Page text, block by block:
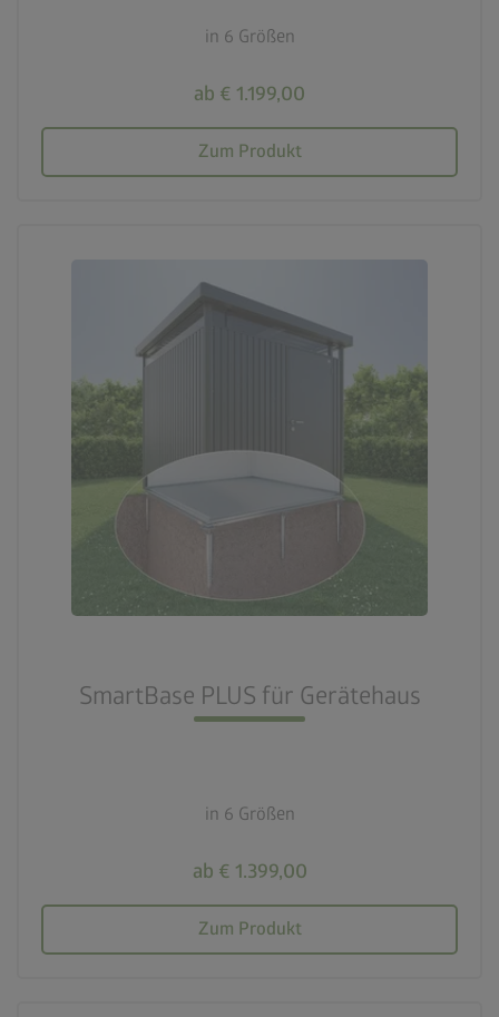
in 6 Größen
ab € 1.199,00
Zum Produkt
SmartBase PLUS für Gerätehaus
in 6 Größen
ab € 1.399,00
Zum Produkt